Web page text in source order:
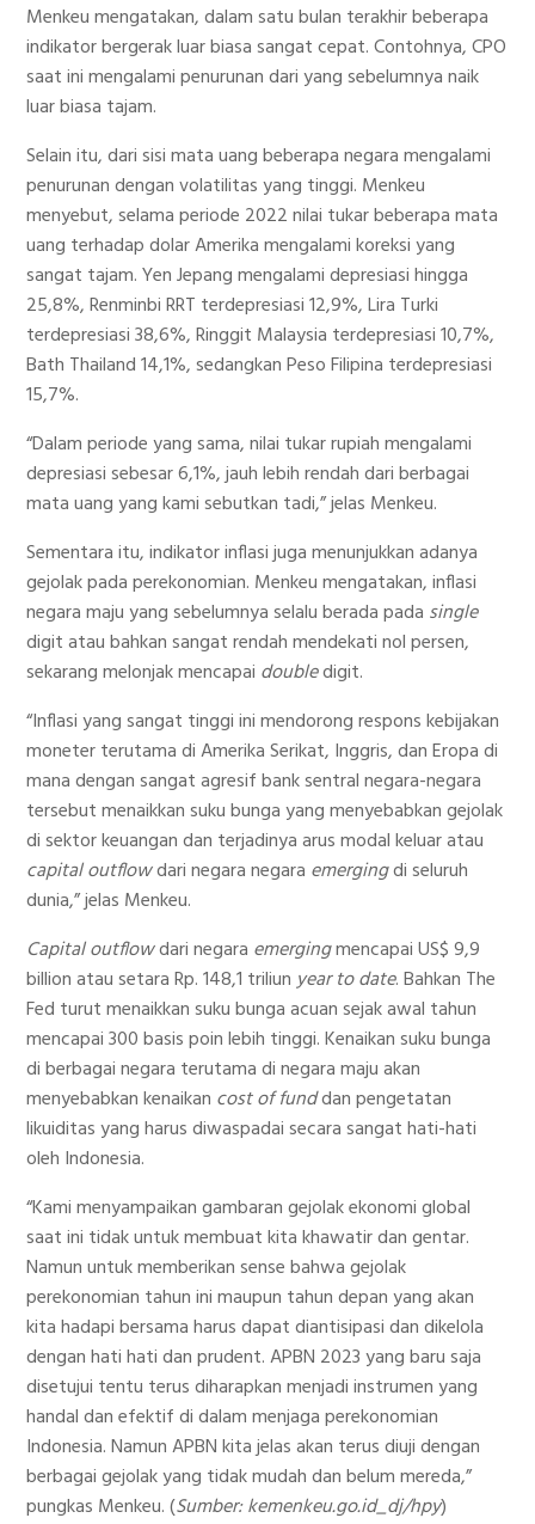
Menkeu mengatakan, dalam satu bulan terakhir beberapa
indikator bergerak luar biasa sangat cepat. Contohnya, CPO
saat ini mengalami penurunan dari yang sebelumnya naik
luar biasa tajam.
Selain itu, dari sisi mata uang beberapa negara mengalami
penurunan dengan volatilitas yang tinggi. Menkeu
menyebut, selama periode 2022 nilai tukar beberapa mata
uang terhadap dolar Amerika mengalami koreksi yang
sangat tajam. Yen Jepang mengalami depresiasi hingga
25,8%, Renminbi RRT terdepresiasi 12,9%, Lira Turki
terdepresiasi 38,6%, Ringgit Malaysia terdepresiasi 10,7%,
Bath Thailand 14,1%, sedangkan Peso Filipina terdepresiasi
15,7%.
“Dalam periode yang sama, nilai tukar rupiah mengalami
depresiasi sebesar 6,1%, jauh lebih rendah dari berbagai
mata uang yang kami sebutkan tadi,” jelas Menkeu.
Sementara itu, indikator inflasi juga menunjukkan adanya
gejolak pada perekonomian. Menkeu mengatakan, inflasi
negara maju yang sebelumnya selalu berada pada single
digit atau bahkan sangat rendah mendekati nol persen,
sekarang melonjak mencapai doubledigit.
“Inflasi yang sangat tinggi ini mendorong respons kebijakan
moneter terutama di Amerika Serikat, Inggris, dan Eropa di
mana dengan sangat agresif bank sentral negara-negara
tersebut menaikkan suku bunga yang menyebabkan gejolak
di sektor keuangan dan terjadinya arus modal keluar atau
capital outflowdari negara negara emergingdi seluruh
dunia,” jelas Menkeu.
Capital outflowdari negara emergingmencapai US$ 9,9
billion atau setara Rp. 148,1 triliunyear to date. Bahkan The
Fed turut menaikkan suku bunga acuan sejak awal tahun
mencapai 300 basis poin lebih tinggi. Kenaikan suku bunga
di berbagai negara terutama di negara maju akan
menyebabkan kenaikan cost of funddan pengetatan
likuiditas yang harus diwaspadai secara sangat hati-hati
oleh Indonesia.
“Kami menyampaikan gambaran gejolak ekonomi global
saat ini tidak untuk membuat kita khawatir dan gentar.
Namun untuk memberikan sense bahwa gejolak
perekonomian tahun ini maupun tahun depan yang akan
kita hadapi bersama harus dapat diantisipasi dan dikelola
dengan hati hati dan prudent. APBN 2023 yang baru saja
disetujui tentu terus diharapkan menjadi instrumen yang
handal dan efektif di dalam menjaga perekonomian
Indonesia. Namun APBN kita jelas akan terus diuji dengan
berbagai gejolak yang tidak mudah dan belum mereda,”
pungkas Menkeu. (Sumber: kemenkeu.go.id_dj/hpy)